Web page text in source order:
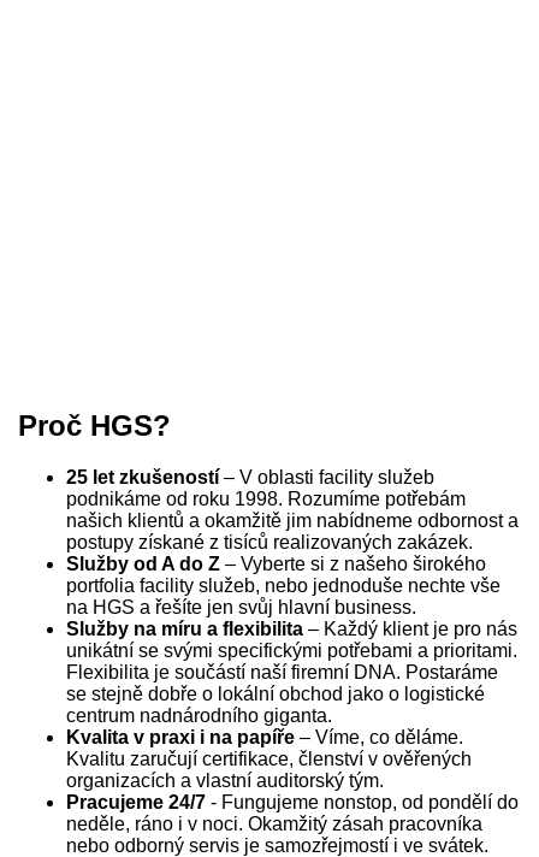
Proč HGS?
25 let zkušeností – V oblasti facility služeb
podnikáme od roku 1998. Rozumíme potřebám
našich klientů a okamžitě jim nabídneme odbornost a
postupy získané z tisíců realizovaných zakázek.
Služby od A do Z – Vyberte si z našeho širokého
portfolia facility služeb, nebo jednoduše nechte vše
na HGS a řešíte jen svůj hlavní business.
Služby na míru a flexibilita – Každý klient je pro nás
unikátní se svými specifickými potřebami a prioritami.
Flexibilita je součástí naší firemní DNA. Postaráme
se stejně dobře o lokální obchod jako o logistické
centrum nadnárodního giganta.
Kvalita v praxi i na papíře – Víme, co děláme.
Kvalitu zaručují certifikace, členství v ověřených
organizacích a vlastní auditorský tým.
Pracujeme 24/7 - Fungujeme nonstop, od pondělí do
neděle, ráno i v noci. Okamžitý zásah pracovníka
nebo odborný servis je samozřejmostí i ve svátek.